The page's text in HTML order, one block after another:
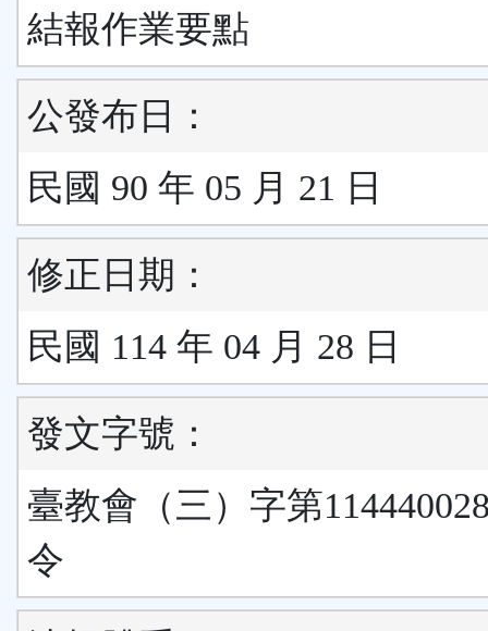
結報作業要點
公發布日：
民國 90 年 05 月 21 日
修正日期：
民國 114 年 04 月 28 日
發文字號：
臺教會（三）字第
令